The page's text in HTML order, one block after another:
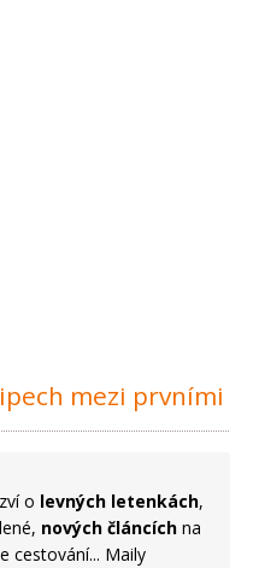
mezi prvními
o levných letenkách,
nových článcích na
cestování... Maily